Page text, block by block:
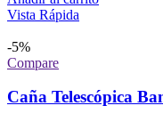
Vista Rápida
-5%
Compare
Caña Telescópica